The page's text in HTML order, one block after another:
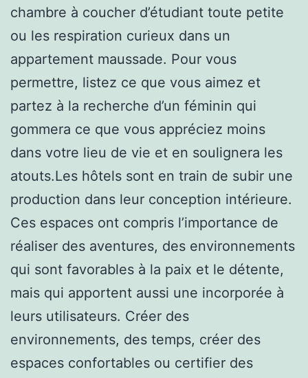
chambre à coucher d’étudiant toute petite
ou les respiration curieux dans un
appartement maussade. Pour vous
permettre, listez ce que vous aimez et
partez à la recherche d’un féminin qui
gommera ce que vous appréciez moins
dans votre lieu de vie et en soulignera les
atouts.Les hôtels sont en train de subir une
production dans leur conception intérieure.
Ces espaces ont compris l’importance de
réaliser des aventures, des environnements
qui sont favorables à la paix et le détente,
mais qui apportent aussi une incorporée à
leurs utilisateurs. Créer des
environnements, des temps, créer des
espaces confortables ou certifier des